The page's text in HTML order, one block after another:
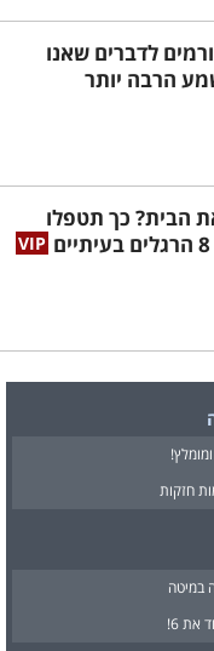
לדברים שאנו
הרבה יותר
הבית? כך תטפלו
חזקות